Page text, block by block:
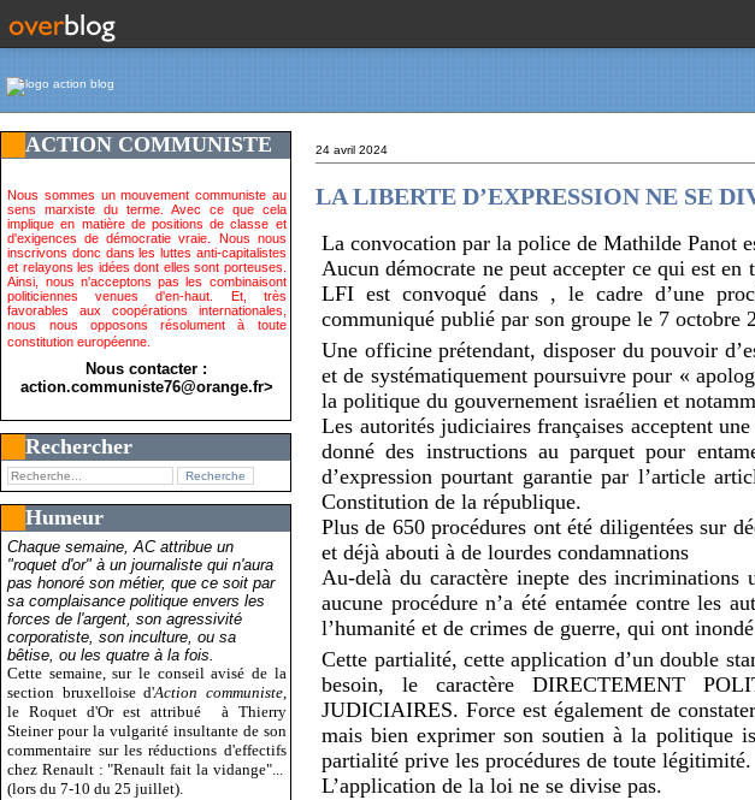
ACTION COMMUNISTE
Nous sommes un mouvement communiste au
sens marxiste du terme. Avec ce que cela
implique en matière de positions de classe et
d'exigences de démocratie vraie. Nous nous
inscrivons donc dans les luttes anti-capitalistes
et relayons les idées dont elles sont porteuses.
Ainsi, nous n'acceptons pas les combinaisont
politiciennes venues d'en-haut. Et, très
favorables aux coopérations internationales,
nous nous opposons résolument à toute
constitution européenne.
Nous contacter :
action.communiste76@orange.fr>
Rechercher
Humeur
Chaque semaine, AC attribue un
"roquet d'or" à un journaliste qui n'aura
pas honoré son métier, que ce soit par
sa complaisance politique envers les
forces de l'argent, son agressivité
corporatiste, son inculture, ou sa
bêtise, ou les quatre à la fois.
Cette semaine, sur le conseil avisé de la
section bruxelloise d'Action communiste,
le Roquet d'Or est attribué
à Thierry
Steiner pour la vulgarité insultante de son
commentaire sur les réductions d'effectifs
chez Renault : "Renault fait la vidange"...
(lors du 7-10 du 25 juillet).
24 avril 2024
LA LIBERTE D’EXPRESSION NE SE
La convocation par la police de Mathilde Panot
Aucun démocrate ne peut accepter ce qui est
LFI est convoqué dans , le cadre d’une
communiqué publié par son groupe le 7 octobre
Une officine prétendant, disposer du pouvoir
et de systématiquement poursuivre pour «
la politique du gouvernement israélien et
Les autorités judiciaires françaises acceptent
donné des instructions au parquet pour
d’expression pourtant garantie par l’article
Constitution de la république.
Plus de 650 procédures ont été diligentées sur
et déjà abouti à de lourdes condamnations
Au-delà du caractère inepte des incriminations
aucune procédure n’a été entamée contre les
l’humanité et de crimes de guerre, qui ont
Cette partialité, cette application d’un double
besoin, le caractère DIRECTEMENT
JUDICIAIRES. Force est également de
mais bien exprimer son soutien à la politique
partialité prive les procédures de toute légitimité.
L’application de la loi ne se divise pas.